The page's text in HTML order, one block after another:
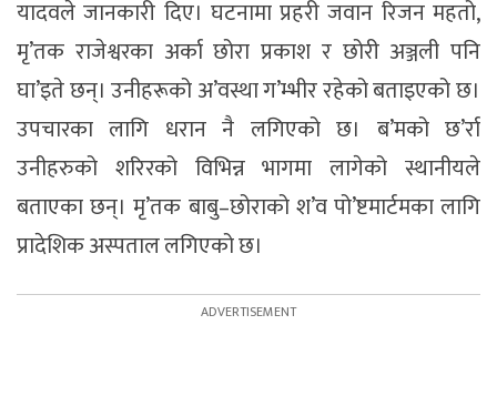
यादवले जानकारी दिए। घटनामा प्रहरी जवान रिजन महतो,
मृ’तक राजेश्वरका अर्का छोरा प्रकाश र छोरी अञ्जली पनि
घा’इते छन्। उनीहरूको अ’वस्था ग’म्भीर रहेको बताइएको छ।
उपचारका लागि धरान नै लगिएको छ। ब’मको छ’र्रा
उनीहरुको शरिरको विभिन्न भागमा लागेको स्थानीयले
बताएका छन्। मृ’तक बाबु–छोराको श’व पो’ष्टमार्टमका लागि
प्रादेशिक अस्पताल लगिएको छ।